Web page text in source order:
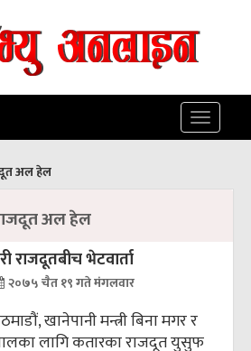
Toggle
अल हेल
अल हेल
राजदूतबीच भेटवार्ता
२०७५ चैत १९ गते मंगलवार
खानेपानी मन्त्री बिना मगर र
लागि कतारका राजदूत युसुफ